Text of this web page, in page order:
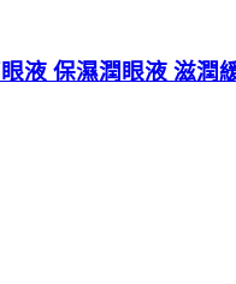
液 保濕潤眼液 滋